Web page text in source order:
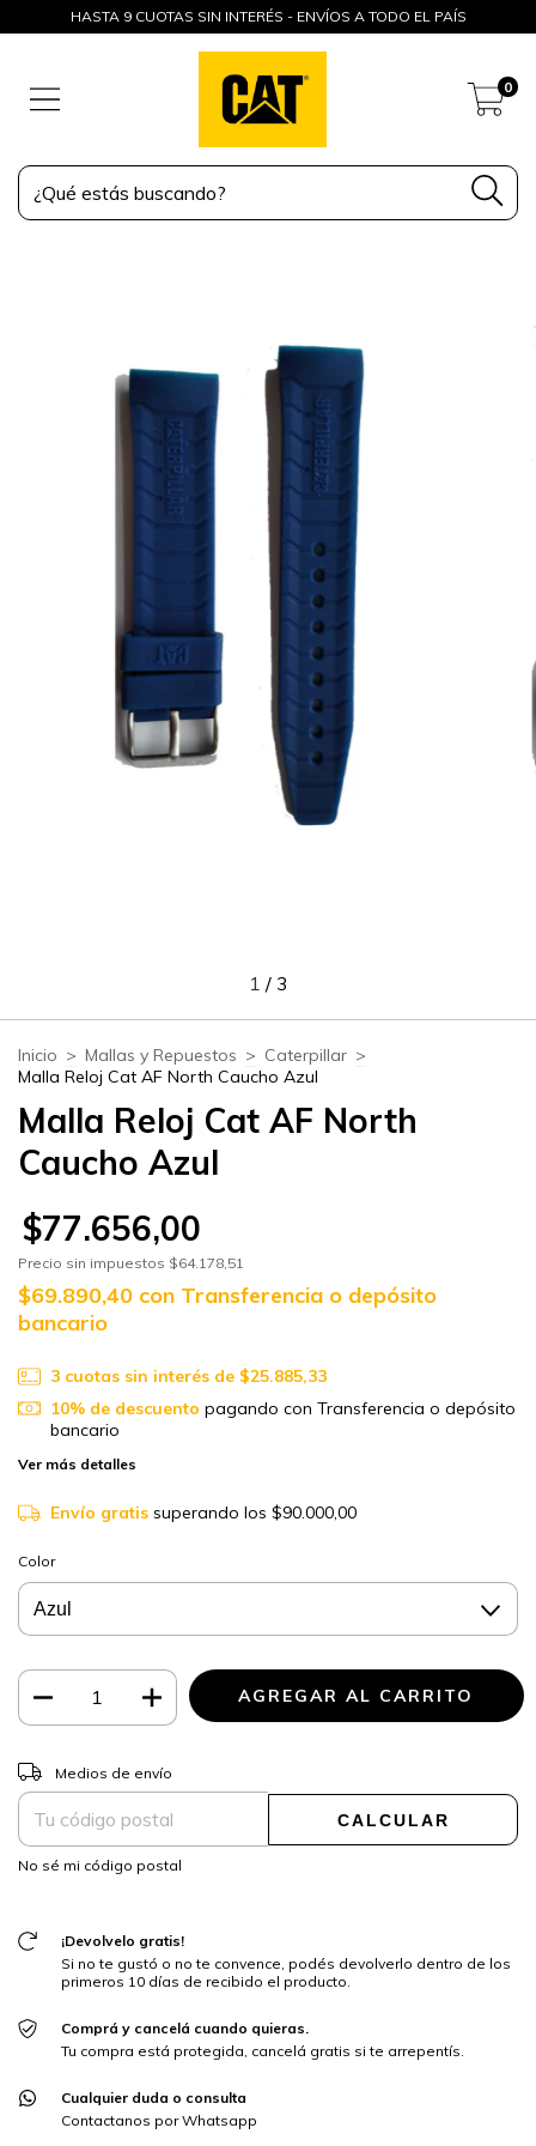
HASTA 9 CUOTAS SIN INTERÉS - ENVÍOS A TODO EL PAÍS
0
1 / 3
Inicio > Mallas y Repuestos > Caterpillar >
Malla Reloj Cat AF North Caucho Azul
Malla Reloj Cat AF North
Caucho Azul
$77.656,00
Precio sin impuestos $64.178,51
$69.890,40 con Transferencia o depósito
bancario
3 cuotas sin interés de $25.885,33
10% de descuento pagando con Transferencia o depósito
bancario
Ver más detalles
Envío gratis superando los $90.000,00
Color
Entregas para el CP:
Medios de envío
CALCULAR
No sé mi código postal
¡Devolvelo gratis!
Si no te gustó o no te convence, podés devolverlo dentro de los
primeros 10 días de recibido el producto.
Comprá y cancelá cuando quieras.
Tu compra está protegida, cancelá gratis si te arrepentís.
Cualquier duda o consulta
Contactanos por Whatsapp